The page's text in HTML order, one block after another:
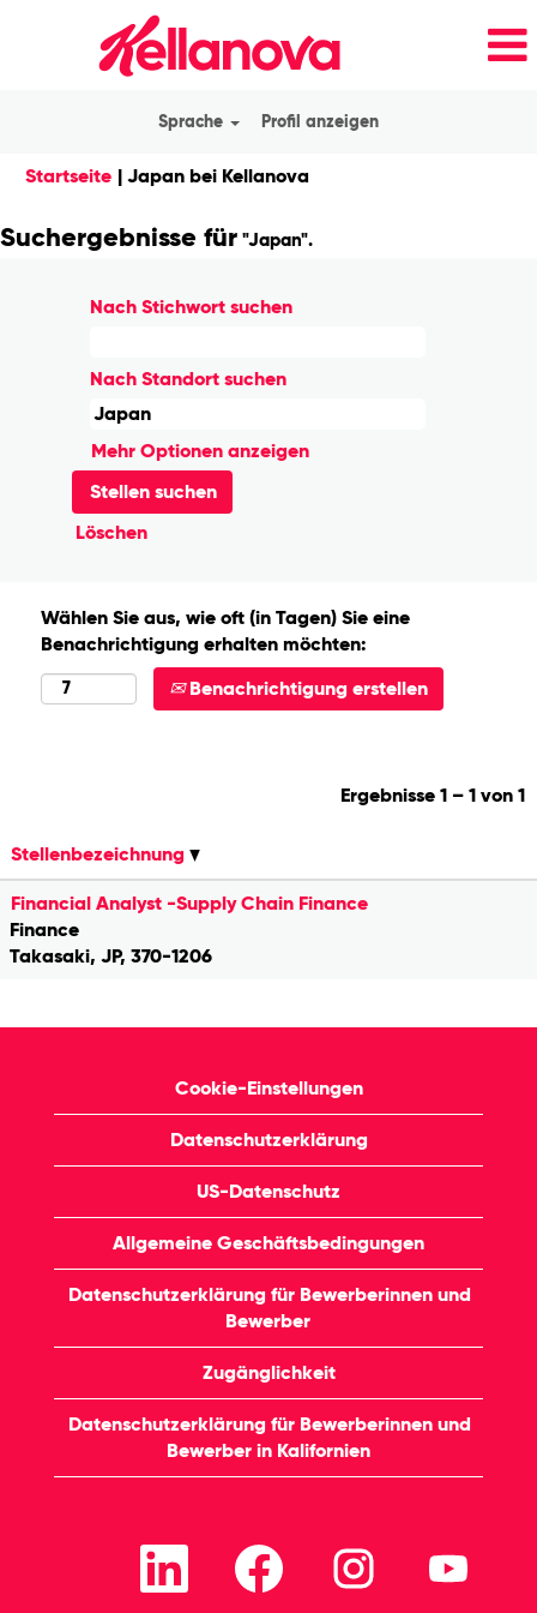
Sprache Profil anzeigen
Startseite | Japan bei Kellanova(aktuelle
Suchergebnisse für "Japan".
Nach Stichwort suchen
Nach Standort suchen
Mehr Optionen anzeigen
Löschen
Wählen Sie aus, wie oft (in Tagen) Sie eine
Benachrichtigung erhalten möchten:
Benachrichtigung erstellen
Ergebnisse 1 – 1 von 1
Stellenbezeichnung
Financial Analyst -Supply Chain Finance
Finance
Takasaki, JP, 370-1206
Cookie-Einstellungen
Datenschutzerklärung
US-Datenschutz
Allgemeine Geschäftsbedingungen
Datenschutzerklärung für Bewerberinnen und
Bewerber
Zugänglichkeit
Datenschutzerklärung für Bewerberinnen und
Bewerber in Kalifornien
W
r
W
W